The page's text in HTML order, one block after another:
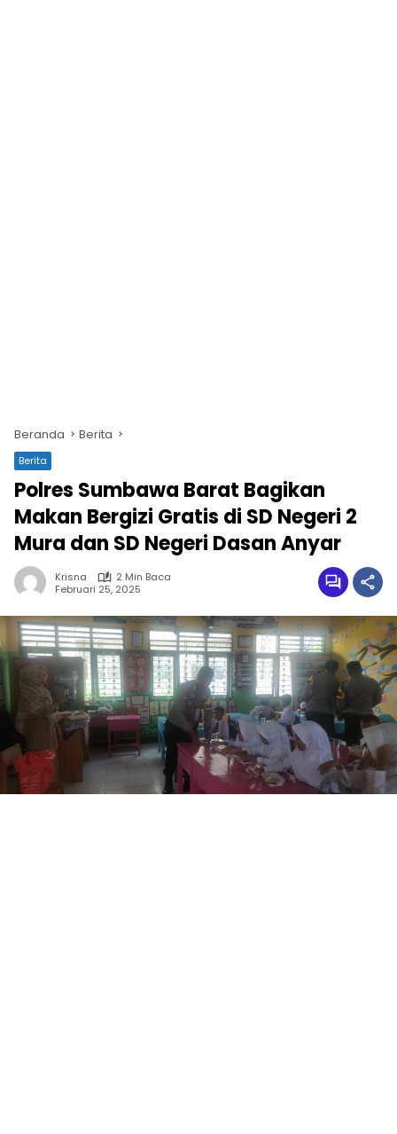
Beranda Berita
Berita
Polres Sumbawa Barat Bagikan
Makan Bergizi Gratis di SD Negeri 2
Mura dan SD Negeri Dasan Anyar
Krisna
2 Min Baca
Februari 25, 2025